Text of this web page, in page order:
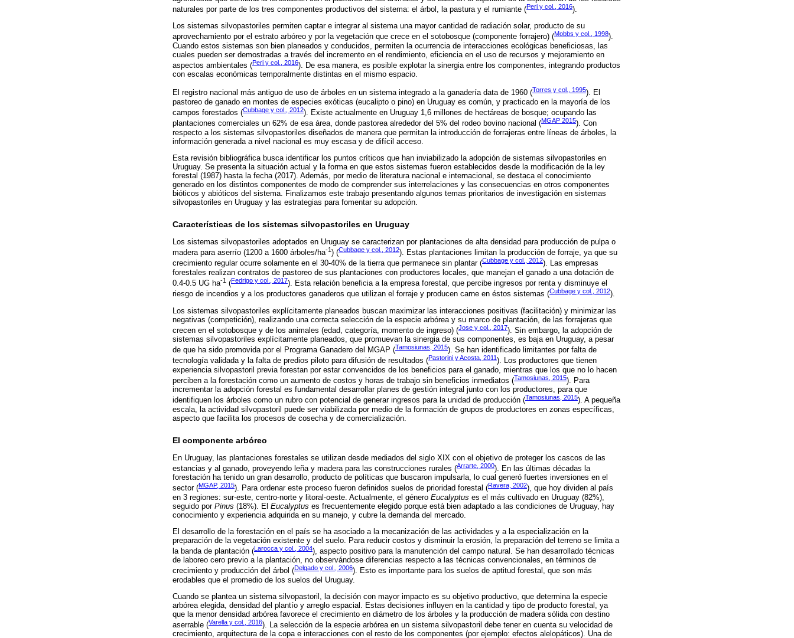
naturales por parte de los tres componentes productivos del sistema: el árbol, la pastura y el rumiante (Peri y col., 2016).
Los sistemas silvopastoriles permiten captar e integrar al sistema una mayor cantidad de radiación solar, producto de su
aprovechamiento por el estrato arbóreo y por la vegetación que crece en el sotobosque (componente forrajero) (Mobbs y col., 1998).
Cuando estos sistemas son bien planeados y conducidos, permiten la ocurrencia de interacciones ecológicas beneficiosas, las
cuales pueden ser demostradas a través del incremento en el rendimiento, eficiencia en el uso de recursos y mejoramiento en
aspectos ambientales (Peri y col., 2016). De esa manera, es posible explotar la sinergia entre los componentes, integrando productos
con escalas económicas temporalmente distintas en el mismo espacio.
El registro nacional más antiguo de uso de árboles en un sistema integrado a la ganadería data de 1960 (Torres y col., 1995). El
pastoreo de ganado en montes de especies exóticas (eucalipto o pino) en Uruguay es común, y practicado en la mayoría de los
campos forestados (Cubbage y col., 2012). Existe actualmente en Uruguay 1,6 millones de hectáreas de bosque; ocupando las
plantaciones comerciales un 62% de esa área, donde pastorea alrededor del 5% del rodeo bovino nacional (MGAP 2015). Con
respecto a los sistemas silvopastoriles diseñados de manera que permitan la introducción de forrajeras entre líneas de árboles, la
información generada a nivel nacional es muy escasa y de difícil acceso.
Esta revisión bibliográfica busca identificar los puntos críticos que han inviabilizado la adopción de sistemas silvopastoriles en
Uruguay. Se presenta la situación actual y la forma en que estos sistemas fueron establecidos desde la modificación de la ley
forestal (1987) hasta la fecha (2017). Además, por medio de literatura nacional e internacional, se destaca el conocimiento
generado en los distintos componentes de modo de comprender sus interrelaciones y las consecuencias en otros componentes
bióticos y abióticos del sistema. Finalizamos este trabajo presentando algunos temas prioritarios de investigación en sistemas
silvopastoriles en Uruguay y las estrategias para fomentar su adopción.
Características de los sistemas silvopastoriles en Uruguay
Los sistemas silvopastoriles adoptados en Uruguay se caracterizan por plantaciones de alta densidad para producción de pulpa o
madera para aserrío (1200 a 1600 árboles/ha-1) (Cubbage y col., 2012). Estas plantaciones limitan la producción de forraje, ya que su
crecimiento regular ocurre solamente en el 30-40% de la tierra que permanece sin plantar (Cubbage y col., 2012). Las empresas
forestales realizan contratos de pastoreo de sus plantaciones con productores locales, que manejan el ganado a una dotación de
0.4-0.5 UG ha-1 (Fedrigo y col., 2017). Esta relación beneficia a la empresa forestal, que percibe ingresos por renta y disminuye el
riesgo de incendios y a los productores ganaderos que utilizan el forraje y producen carne en éstos sistemas (Cubbage y col., 2012).
Los sistemas silvopastoriles explícitamente planeados buscan maximizar las interacciones positivas (facilitación) y minimizar las
negativas (competición), realizando una correcta selección de la especie arbórea y su marco de plantación, de las forrajeras que
crecen en el sotobosque y de los animales (edad, categoría, momento de ingreso) (Jose y col., 2017). Sin embargo, la adopción de
sistemas silvopastoriles explícitamente planeados, que promuevan la sinergia de sus componentes, es baja en Uruguay, a pesar
de que ha sido promovida por el Programa Ganadero del MGAP (Tamosiunas, 2015). Se han identificado limitantes por falta de
tecnología validada y la falta de predios piloto para difusión de resultados (Pastorini y Acosta, 2011). Los productores que tienen
experiencia silvopastoril previa forestan por estar convencidos de los beneficios para el ganado, mientras que los que no lo hacen
perciben a la forestación como un aumento de costos y horas de trabajo sin beneficios inmediatos (Tamosiunas, 2015). Para
incrementar la adopción forestal es fundamental desarrollar planes de gestión integral junto con los productores, para que
identifiquen los árboles como un rubro con potencial de generar ingresos para la unidad de producción (Tamosiunas, 2015). A pequeña
escala, la actividad silvopastoril puede ser viabilizada por medio de la formación de grupos de productores en zonas específicas,
aspecto que facilita los procesos de cosecha y de comercialización.
El componente arbóreo
En Uruguay, las plantaciones forestales se utilizan desde mediados del siglo XIX con el objetivo de proteger los cascos de las
estancias y al ganado, proveyendo leña y madera para las construcciones rurales (Arrarte, 2000). En las últimas décadas la
forestación ha tenido un gran desarrollo, producto de políticas que buscaron impulsarla, lo cual generó fuertes inversiones en el
sector (MGAP, 2015). Para ordenar este proceso fueron definidos suelos de prioridad forestal (Ravera, 2002), que hoy dividen al país
en 3 regiones: sur-este, centro-norte y litoral-oeste. Actualmente, el género Eucalyptus es el más cultivado en Uruguay (82%),
seguido por Pinus (18%). El Eucalyptus es frecuentemente elegido porque está bien adaptado a las condiciones de Uruguay, hay
conocimiento y experiencia adquirida en su manejo, y cubre la demanda del mercado.
El desarrollo de la forestación en el país se ha asociado a la mecanización de las actividades y a la especialización en la
preparación de la vegetación existente y del suelo. Para reducir costos y disminuir la erosión, la preparación del terreno se limita a
la banda de plantación (Larocca y col., 2004), aspecto positivo para la manutención del campo natural. Se han desarrollado técnicas
de laboreo cero previo a la plantación, no observándose diferencias respecto a las técnicas convencionales, en términos de
crecimiento y producción del árbol (Delgado y col., 2006). Esto es importante para los suelos de aptitud forestal, que son más
erodables que el promedio de los suelos del Uruguay.
Cuando se plantea un sistema silvopastoril, la decisión con mayor impacto es su objetivo productivo, que determina la especie
arbórea elegida, densidad del plantío y arreglo espacial. Estas decisiones influyen en la cantidad y tipo de producto forestal, ya
que la menor densidad arbórea favorece el crecimiento en diámetro de los árboles y la producción de madera sólida con destino
aserrable (Varella y col., 2016). La selección de la especie arbórea en un sistema silvopastoril debe tener en cuenta su velocidad de
crecimiento, arquitectura de la copa e interacciones con el resto de los componentes (por ejemplo: efectos alelopáticos). Una de